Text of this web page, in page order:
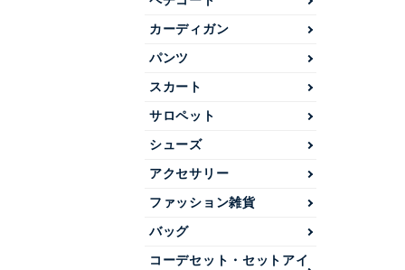
カーディガン
パンツ
スカート
サロペット
シューズ
アクセサリー
ファッション雑貨
バッグ
コーデセット・セットアイ